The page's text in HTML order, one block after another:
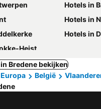
Hotels in
Hotels in
Hotels in
Heist
Bredene bekijken
Europa België